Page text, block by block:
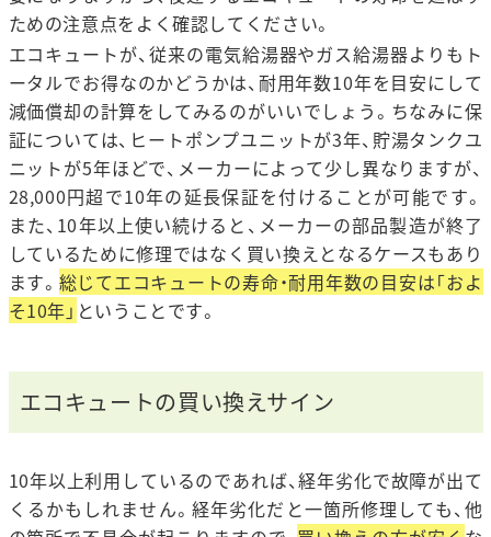
ための注意点をよく確認してください。
エコキュートが、従来の電気給湯器やガス給湯器よりもト
ータルでお得なのかどうかは、耐用年数10年を目安にして
減価償却の計算をしてみるのがいいでしょう。ちなみに保
証については、ヒートポンプユニットが3年、貯湯タンクユ
ニットが5年ほどで、メーカーによって少し異なりますが、
28,000円超で10年の延長保証を付けることが可能です。
また、10年以上使い続けると、メーカーの部品製造が終了
しているために修理ではなく買い換えとなるケースもあり
ます。 総じてエコキュートの寿命・耐用年数の目安は「およ
そ10年」 ということです。
エコキュートの買い換えサイン
10年以上利用しているのであれば、経年劣化で故障が出て
くるかもしれません。経年劣化だと一箇所修理しても、他